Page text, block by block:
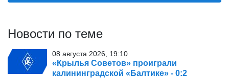
Новости по теме
08 августа 2026, 19:10
«Крылья Советов» проиграли
калининградской «Балтике» - 0:2